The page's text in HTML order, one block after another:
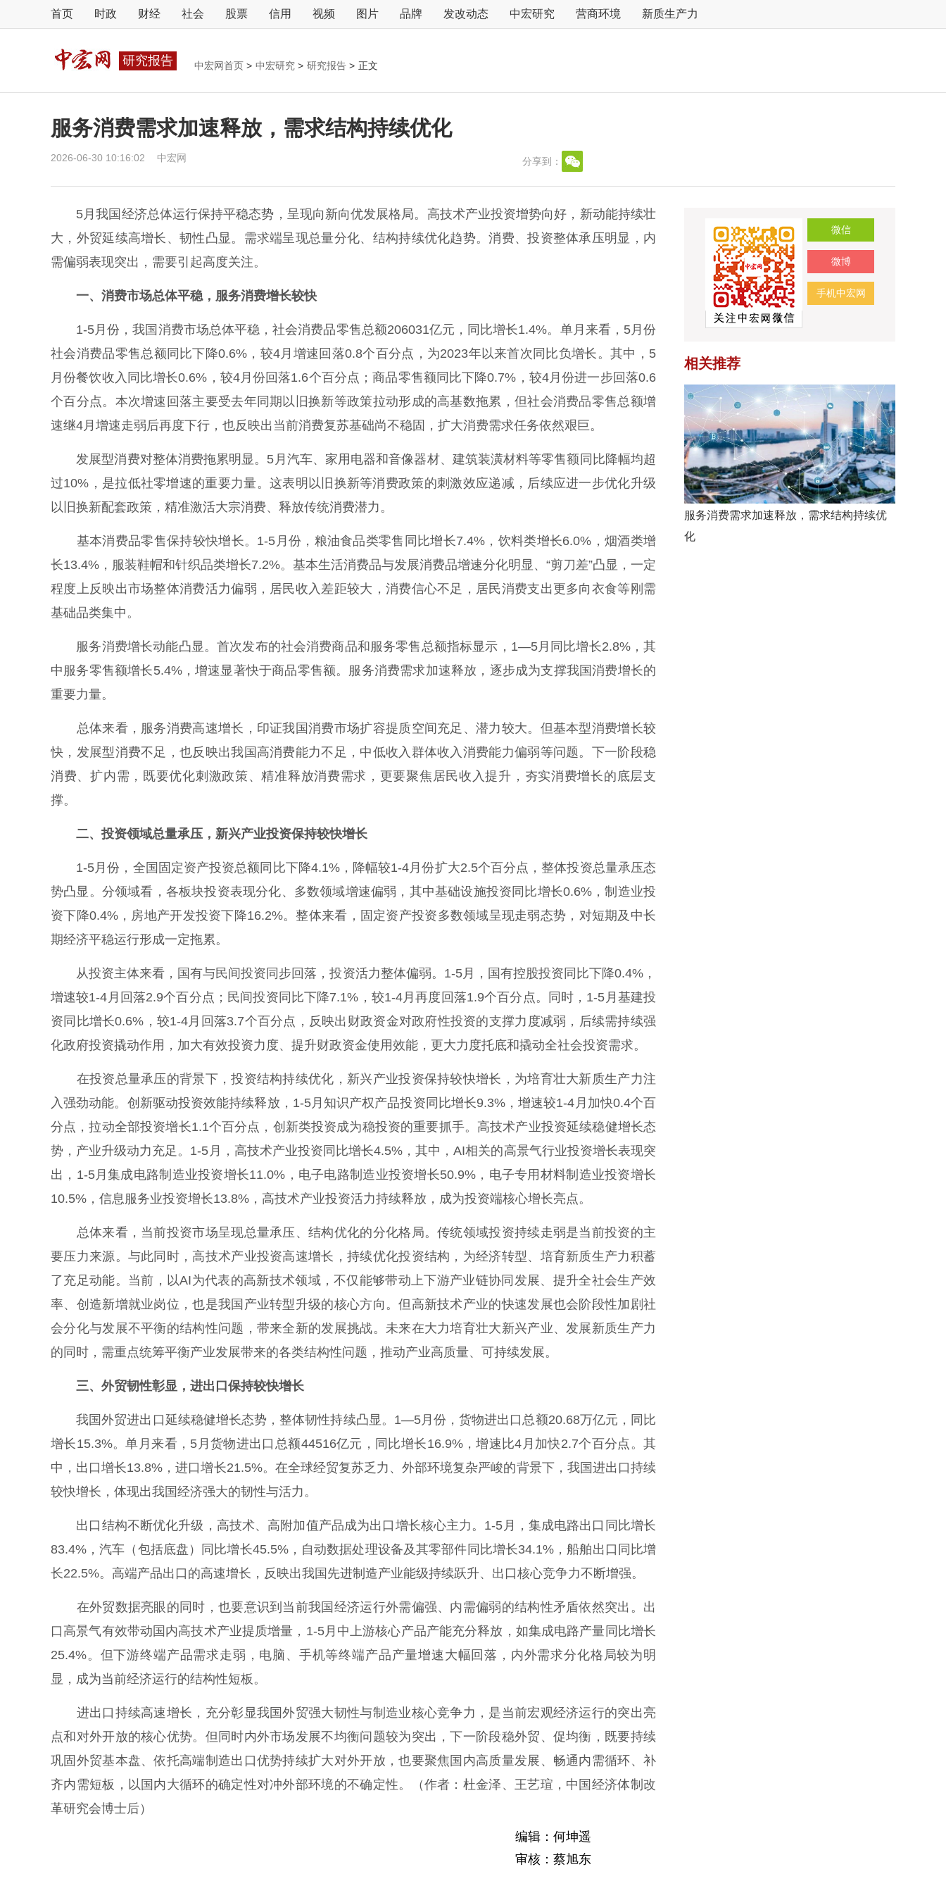
首页 时政 财经 社会 股票 信用 视频 图片 品牌 发改动态 中宏研究 营商环境 新质生产力
研究报告 中宏网首页 > 中宏研究 > 研究报告 > 正文
服务消费需求加速释放，需求结构持续优化
2026-06-30 10:16:02 中宏网 分享到：
5月我国经济总体运行保持平稳态势，呈现向新向优发展格局。高技术产业投资增势向好，新动能持续壮
大，外贸延续高增长、韧性凸显。需求端呈现总量分化、结构持续优化趋势。消费、投资整体承压明显，内
需偏弱表现突出，需要引起高度关注。
一、消费市场总体平稳，服务消费增长较快
1-5月份，我国消费市场总体平稳，社会消费品零售总额206031亿元，同比增长1.4%。单月来看，5月份
社会消费品零售总额同比下降0.6%，较4月增速回落0.8个百分点，为2023年以来首次同比负增长。其中，5
月份餐饮收入同比增长0.6%，较4月份回落1.6个百分点；商品零售额同比下降0.7%，较4月份进一步回落0.6
个百分点。本次增速回落主要受去年同期以旧换新等政策拉动形成的高基数拖累，但社会消费品零售总额增
速继4月增速走弱后再度下行，也反映出当前消费复苏基础尚不稳固，扩大消费需求任务依然艰巨。
发展型消费对整体消费拖累明显。5月汽车、家用电器和音像器材、建筑装潢材料等零售额同比降幅均超
过10%，是拉低社零增速的重要力量。这表明以旧换新等消费政策的刺激效应递减，后续应进一步优化升级
以旧换新配套政策，精准激活大宗消费、释放传统消费潜力。
基本消费品零售保持较快增长。1-5月份，粮油食品类零售同比增长7.4%，饮料类增长6.0%，烟酒类增
长13.4%，服装鞋帽和针织品类增长7.2%。基本生活消费品与发展消费品增速分化明显、“剪刀差”凸显，一定
程度上反映出市场整体消费活力偏弱，居民收入差距较大，消费信心不足，居民消费支出更多向衣食等刚需
基础品类集中。
服务消费增长动能凸显。首次发布的社会消费商品和服务零售总额指标显示，1—5月同比增长2.8%，其
中服务零售额增长5.4%，增速显著快于商品零售额。服务消费需求加速释放，逐步成为支撑我国消费增长的
重要力量。
总体来看，服务消费高速增长，印证我国消费市场扩容提质空间充足、潜力较大。但基本型消费增长较
快，发展型消费不足，也反映出我国高消费能力不足，中低收入群体收入消费能力偏弱等问题。下一阶段稳
消费、扩内需，既要优化刺激政策、精准释放消费需求，更要聚焦居民收入提升，夯实消费增长的底层支
撑。
二、投资领域总量承压，新兴产业投资保持较快增长
1-5月份，全国固定资产投资总额同比下降4.1%，降幅较1-4月份扩大2.5个百分点，整体投资总量承压态
势凸显。分领域看，各板块投资表现分化、多数领域增速偏弱，其中基础设施投资同比增长0.6%，制造业投
资下降0.4%，房地产开发投资下降16.2%。整体来看，固定资产投资多数领域呈现走弱态势，对短期及中长
期经济平稳运行形成一定拖累。
从投资主体来看，国有与民间投资同步回落，投资活力整体偏弱。1-5月，国有控股投资同比下降0.4%，
增速较1-4月回落2.9个百分点；民间投资同比下降7.1%，较1-4月再度回落1.9个百分点。同时，1-5月基建投
资同比增长0.6%，较1-4月回落3.7个百分点，反映出财政资金对政府性投资的支撑力度减弱，后续需持续强
化政府投资撬动作用，加大有效投资力度、提升财政资金使用效能，更大力度托底和撬动全社会投资需求。
在投资总量承压的背景下，投资结构持续优化，新兴产业投资保持较快增长，为培育壮大新质生产力注
入强劲动能。创新驱动投资效能持续释放，1-5月知识产权产品投资同比增长9.3%，增速较1-4月加快0.4个百
分点，拉动全部投资增长1.1个百分点，创新类投资成为稳投资的重要抓手。高技术产业投资延续稳健增长态
势，产业升级动力充足。1-5月，高技术产业投资同比增长4.5%，其中，AI相关的高景气行业投资增长表现突
出，1-5月集成电路制造业投资增长11.0%，电子电路制造业投资增长50.9%，电子专用材料制造业投资增长
10.5%，信息服务业投资增长13.8%，高技术产业投资活力持续释放，成为投资端核心增长亮点。
总体来看，当前投资市场呈现总量承压、结构优化的分化格局。传统领域投资持续走弱是当前投资的主
要压力来源。与此同时，高技术产业投资高速增长，持续优化投资结构，为经济转型、培育新质生产力积蓄
了充足动能。当前，以AI为代表的高新技术领域，不仅能够带动上下游产业链协同发展、提升全社会生产效
率、创造新增就业岗位，也是我国产业转型升级的核心方向。但高新技术产业的快速发展也会阶段性加剧社
会分化与发展不平衡的结构性问题，带来全新的发展挑战。未来在大力培育壮大新兴产业、发展新质生产力
的同时，需重点统筹平衡产业发展带来的各类结构性问题，推动产业高质量、可持续发展。
三、外贸韧性彰显，进出口保持较快增长
我国外贸进出口延续稳健增长态势，整体韧性持续凸显。1—5月份，货物进出口总额20.68万亿元，同比
增长15.3%。单月来看，5月货物进出口总额44516亿元，同比增长16.9%，增速比4月加快2.7个百分点。其
中，出口增长13.8%，进口增长21.5%。在全球经贸复苏乏力、外部环境复杂严峻的背景下，我国进出口持续
较快增长，体现出我国经济强大的韧性与活力。
出口结构不断优化升级，高技术、高附加值产品成为出口增长核心主力。1-5月，集成电路出口同比增长
83.4%，汽车（包括底盘）同比增长45.5%，自动数据处理设备及其零部件同比增长34.1%，船舶出口同比增
长22.5%。高端产品出口的高速增长，反映出我国先进制造产业能级持续跃升、出口核心竞争力不断增强。
在外贸数据亮眼的同时，也要意识到当前我国经济运行外需偏强、内需偏弱的结构性矛盾依然突出。出
口高景气有效带动国内高技术产业提质增量，1-5月中上游核心产品产能充分释放，如集成电路产量同比增长
25.4%。但下游终端产品需求走弱，电脑、手机等终端产品产量增速大幅回落，内外需求分化格局较为明
显，成为当前经济运行的结构性短板。
进出口持续高速增长，充分彰显我国外贸强大韧性与制造业核心竞争力，是当前宏观经济运行的突出亮
点和对外开放的核心优势。但同时内外市场发展不均衡问题较为突出，下一阶段稳外贸、促均衡，既要持续
巩固外贸基本盘、依托高端制造出口优势持续扩大对外开放，也要聚焦国内高质量发展、畅通内需循环、补
齐内需短板，以国内大循环的确定性对冲外部环境的不确定性。（作者： 杜金泽、王艺瑄，中国经济体制改
革研究会博士后）
编辑：何坤遥
审核：蔡旭东
微信
微博
手机中宏网
相关推荐
服务消费需求加速释放，需求结构持续优
化